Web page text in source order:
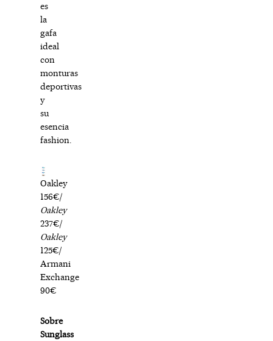
es
la
gafa
ideal
con
monturas
deportivas
y
su
esencia
fashion.
Oakley
156€/
Oakley
237€/
Oakley
125€/
Armani
Exchange
90€
Sobre
Sunglass